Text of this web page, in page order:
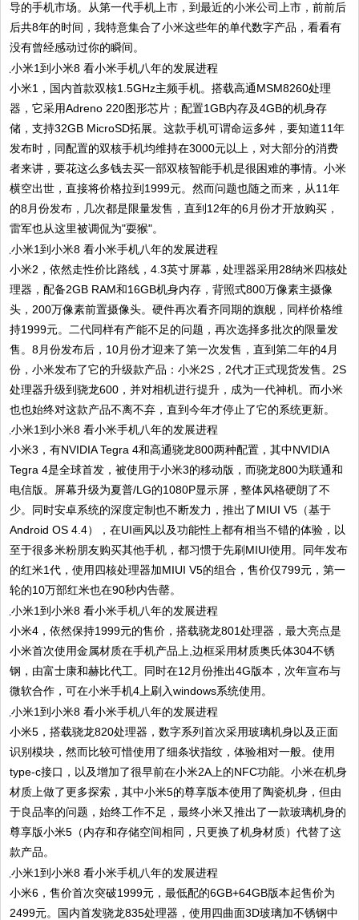
导的手机市场。从第一代手机上市，到最近的小米公司上市，前前后
后共8年的时间，我特意集合了小米这些年的单代数字产品，看看有
没有曾经感动过你的瞬间。
小米1，国内首款双核1.5GHz主频手机。搭载高通MSM8260处理
器，它采用Adreno 220图形芯片；配置1GB内存及4GB的机身存
储，支持32GB MicroSD拓展。这款手机可谓命运多舛，要知道11年
发布时，同配置的双核手机均维持在3000元以上，对大部分的消费
者来讲，要花这么多钱去买一部双核智能手机是很困难的事情。小米
横空出世，直接将价格拉到1999元。然而问题也随之而来，从11年
的8月份发布，几次都是限量发售，直到12年的6月份才开放购买，
雷军也从这里被调侃为"耍猴"。
小米2，依然走性价比路线，4.3英寸屏幕，处理器采用28纳米四核处
理器，配备2GB RAM和16GB机身内存，背照式800万像素主摄像
头，200万像素前置摄像头。硬件再次看齐同期的旗舰，同样价格维
持1999元。二代同样有产能不足的问题，再次选择多批次的限量发
售。8月份发布后，10月份才迎来了第一次发售，直到第二年的4月
份，小米发布了它的升级款产品：小米2S，2代才正式现货发售。2S
处理器升级到骁龙600，并对相机进行提升，成为一代神机。而小米
也也始终对这款产品不离不弃，直到今年才停止了它的系统更新。
小米3，有NVIDIA Tegra 4和高通骁龙800两种配置，其中NVIDIA
Tegra 4是全球首发，被使用于小米3的移动版，而骁龙800为联通和
电信版。屏幕升级为夏普/LG的1080P显示屏，整体风格硬朗了不
少。同时安卓系统的深度定制也不断发力，推出了MIUI V5（基于
Android OS 4.4），在UI画风以及功能性上都有相当不错的体验，以
至于很多米粉朋友购买其他手机，都习惯于先刷MIUI使用。同年发布
的红米1代，使用四核处理器加MIUI V5的组合，售价仅799元，第一
轮的10万部红米也在90秒内告罄。
小米4，依然保持1999元的售价，搭载骁龙801处理器，最大亮点是
小米首次使用金属材质在手机产品上,边框采用材质奥氏体304不锈
钢，由富士康和赫比代工。同时在12月份推出4G版本，次年宣布与
微软合作，可在小米手机4上刷入windows系统使用。
小米5，搭载骁龙820处理器，数字系列首次采用玻璃机身以及正面
识别模块，然而比较可惜使用了细条状指纹，体验相对一般。使用
type-c接口，以及增加了很早前在小米2A上的NFC功能。小米在机身
材质上做了更多探索，其中小米5的尊享版本使用了陶瓷机身，但由
于良品率的问题，始终工作不足，最终小米又推出了一款玻璃机身的
尊享版小米5（内存和存储空间相同，只更换了机身材质）代替了这
款产品。
小米6，售价首次突破1999元，最低配的6GB+64GB版本起售价为
2499元。国内首发骁龙835处理器，使用四曲面3D玻璃加不锈钢中